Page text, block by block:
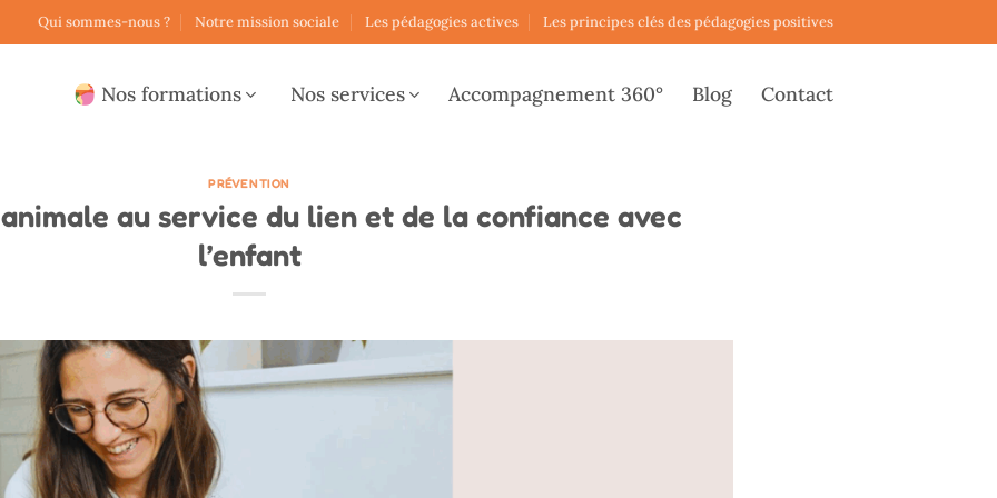
Qui sommes-nous ? Notre mission sociale Les pédagogies actives Les principes clés des pédagogies positives
Nos formations Nos services Accompagnement 360° Blog Contact
PRÉVENTION
au service du lien et de la confiance avec
l’enfant